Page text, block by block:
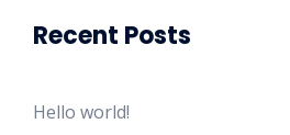
Recent Posts
Hello world!